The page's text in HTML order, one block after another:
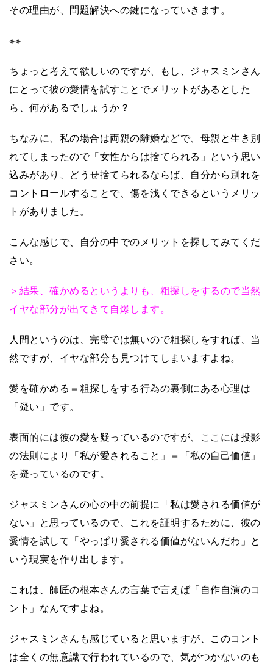
その理由が、問題解決への鍵になっていきます。
※※
ちょっと考えて欲しいのですが、もし、ジャスミンさん
にとって彼の愛情を試すことでメリットがあるとした
ら、何があるでしょうか？
ちなみに、私の場合は両親の離婚などで、母親と生き別
れてしまったので「女性からは捨てられる」という思い
込みがあり、どうせ捨てられるならば、自分から別れを
コントロールすることで、傷を浅くできるというメリッ
トがありました。
こんな感じで、自分の中でのメリットを探してみてくだ
さい。
＞結果、確かめるというよりも、粗探しをするので当然
イヤな部分が出てきて自爆します。
人間というのは、完璧では無いので粗探しをすれば、当
然ですが、イヤな部分も見つけてしまいますよね。
愛を確かめる＝粗探しをする行為の裏側にある心理は
「疑い」です。
表面的には彼の愛を疑っているのですが、ここには投影
の法則により「私が愛されること」＝「私の自己価値」
を疑っているのです。
ジャスミンさんの心の中の前提に「私は愛される価値が
ない」と思っているので、これを証明するために、彼の
愛情を試して「やっぱり愛される価値がないんだわ」と
いう現実を作り出します。
これは、師匠の根本さんの言葉で言えば「自作自演のコ
ント」なんですよね。
ジャスミンさんも感じていると思いますが、このコント
は全くの無意識で行われているので、気がつかないのも